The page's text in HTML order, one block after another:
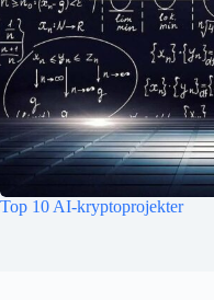
Top 10 AI-kryptoprojekter